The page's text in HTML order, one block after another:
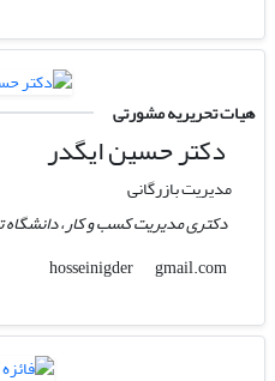
هیات تحریریه مشورتی
دکتر حسین ایگدر
مدیریت بازرگانی
دکتری مدیریت کسب و کار، دانشگاه
hosseinigder
gmail.com